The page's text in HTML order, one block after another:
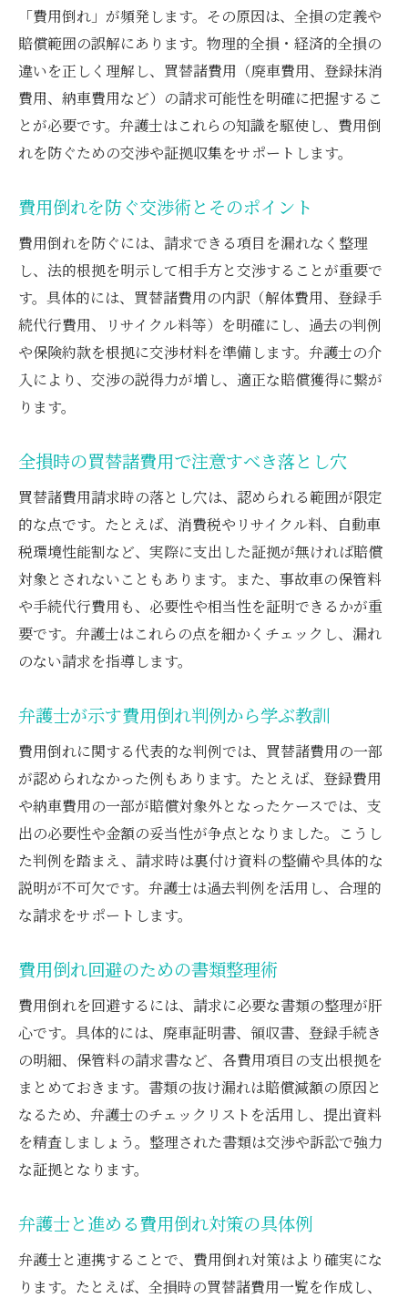
「費用倒れ」が頻発します。その原因は、全損の定義や
賠償範囲の誤解にあります。物理的全損・経済的全損の
違いを正しく理解し、買替諸費用（廃車費用、登録抹消
費用、納車費用など）の請求可能性を明確に把握するこ
とが必要です。弁護士はこれらの知識を駆使し、費用倒
れを防ぐための交渉や証拠収集をサポートします。
費用倒れを防ぐ交渉術とそのポイント
費用倒れを防ぐには、請求できる項目を漏れなく整理
し、法的根拠を明示して相手方と交渉することが重要で
す。具体的には、買替諸費用の内訳（解体費用、登録手
続代行費用、リサイクル料等）を明確にし、過去の判例
や保険約款を根拠に交渉材料を準備します。弁護士の介
入により、交渉の説得力が増し、適正な賠償獲得に繋が
ります。
全損時の買替諸費用で注意すべき落とし穴
買替諸費用請求時の落とし穴は、認められる範囲が限定
的な点です。たとえば、消費税やリサイクル料、自動車
税環境性能割など、実際に支出した証拠が無ければ賠償
対象とされないこともあります。また、事故車の保管料
や手続代行費用も、必要性や相当性を証明できるかが重
要です。弁護士はこれらの点を細かくチェックし、漏れ
のない請求を指導します。
弁護士が示す費用倒れ判例から学ぶ教訓
費用倒れに関する代表的な判例では、買替諸費用の一部
が認められなかった例もあります。たとえば、登録費用
や納車費用の一部が賠償対象外となったケースでは、支
出の必要性や金額の妥当性が争点となりました。こうし
た判例を踏まえ、請求時は裏付け資料の整備や具体的な
説明が不可欠です。弁護士は過去判例を活用し、合理的
な請求をサポートします。
費用倒れ回避のための書類整理術
費用倒れを回避するには、請求に必要な書類の整理が肝
心です。具体的には、廃車証明書、領収書、登録手続き
の明細、保管料の請求書など、各費用項目の支出根拠を
まとめておきます。書類の抜け漏れは賠償減額の原因と
なるため、弁護士のチェックリストを活用し、提出資料
を精査しましょう。整理された書類は交渉や訴訟で強力
な証拠となります。
弁護士と進める費用倒れ対策の具体例
弁護士と連携することで、費用倒れ対策はより確実にな
ります。たとえば、全損時の買替諸費用一覧を作成し、